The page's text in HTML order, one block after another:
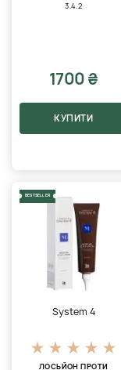
3.4.2
1700 ₴
КУПИТИ
BESTSELLER
System 4
ЛОСЬЙОН ПРОТИ